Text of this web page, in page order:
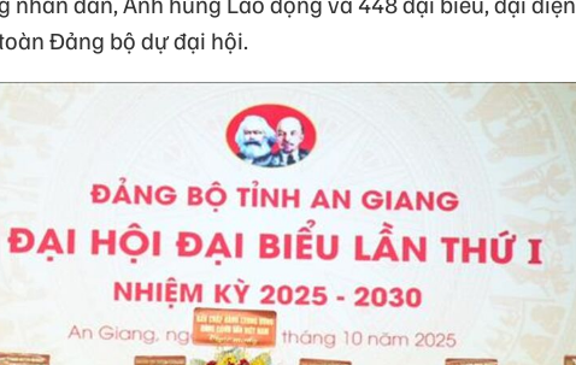
Đảng bộ dự đại hội.